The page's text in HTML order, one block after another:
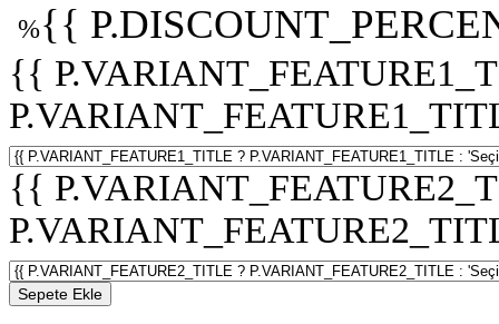
%{{
{{
{{
Sepete Ekle